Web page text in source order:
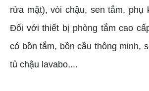
rửa mặt), vòi chậu, sen tắm, phụ
Đối với thiết bị phòng tắm cao
có bồn tắm, bồn cầu thông minh,
tủ chậu lavabo,...